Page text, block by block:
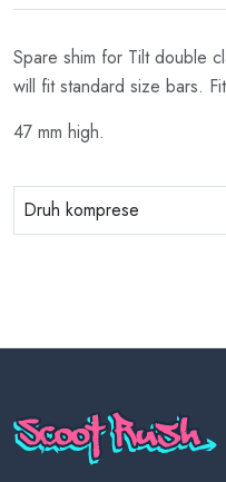
Spare shim for Tilt double
will fit standard size bars.
47 mm high.
Druh komprese